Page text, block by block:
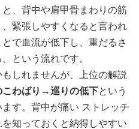
、背中や肩甲骨まわりの筋
緊張しやすくなると言われ
で血流が低下し、重だるさ
という流れです。
しれませんが、上位の解説
わばり→巡りの低下という
す。背中が痛い ストレッチ
知っておくと納得しやすい